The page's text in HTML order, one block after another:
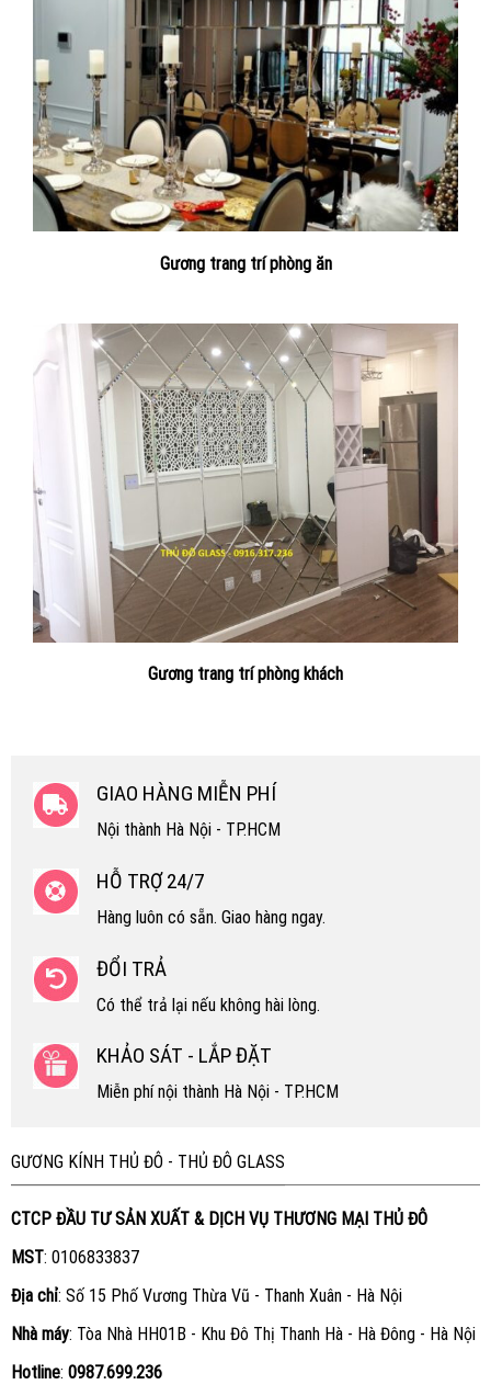
Gương trang trí phòng ăn
Gương trang trí phòng khách
GIAO HÀNG MIỄN PHÍ
Nội thành Hà Nội - TP.HCM
HỖ TRỢ 24/7
Hàng luôn có sẵn. Giao hàng ngay.
ĐỔI TRẢ
Có thể trả lại nếu không hài lòng.
KHẢO SÁT - LẮP ĐẶT
Miễn phí nội thành Hà Nội - TP.HCM
GƯƠNG KÍNH THỦ ĐÔ - THỦ ĐÔ GLASS
CTCP ĐẦU TƯ SẢN XUẤT & DỊCH VỤ THƯƠNG MẠI THỦ ĐÔ
MST: 0106833837
Địa chỉ: Số 15 Phố Vương Thừa Vũ - Thanh Xuân - Hà Nội
Nhà máy: Tòa Nhà HH01B - Khu Đô Thị Thanh Hà - Hà Đông - Hà Nội
Hotline: 0987.699.236